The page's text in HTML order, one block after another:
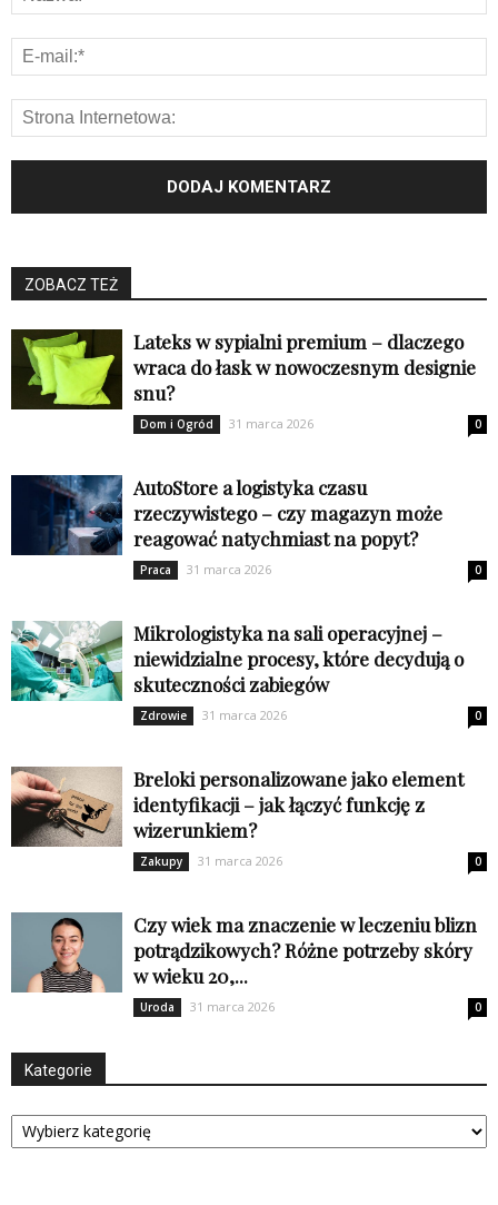
ZOBACZ TEŻ
Lateks w sypialni premium – dlaczego
wraca do łask w nowoczesnym designie
snu?
Dom i Ogród 31 marca 2026 0
AutoStore a logistyka czasu
rzeczywistego – czy magazyn może
reagować natychmiast na popyt?
Praca 31 marca 2026 0
Mikrologistyka na sali operacyjnej –
niewidzialne procesy, które decydują o
skuteczności zabiegów
Zdrowie 31 marca 2026 0
Breloki personalizowane jako element
identyfikacji – jak łączyć funkcję z
wizerunkiem?
Zakupy 31 marca 2026 0
Czy wiek ma znaczenie w leczeniu blizn
potrądzikowych? Różne potrzeby skóry
w wieku 20,...
Uroda 31 marca 2026 0
Kategorie
Kategorie